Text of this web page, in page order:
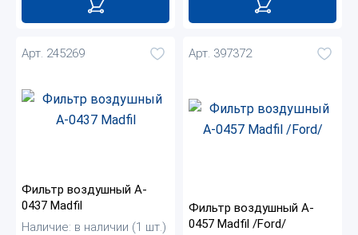
Арт. 245269
Фильтр воздушный A-
0437 Madfil
Наличие: в наличии (1 шт.)
Арт. 397372
Фильтр воздушный A-
0457 Madfil /Ford/